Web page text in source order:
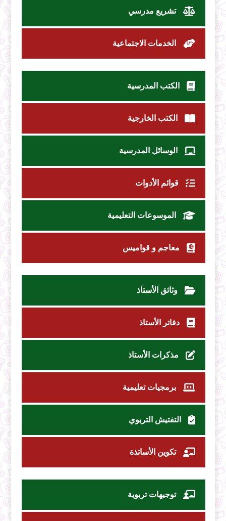
تشريع مدرسي
الخدمات الاجتماعية
الكتب المدرسية
الكتب الخارجية
الوسائل المدرسية
قوائم الأدوات
الموسوعات التعليمية
معاجم و قواميس
وثائق الأستاذ
دفاتر الأستاذ
مذكرات الأستاذ
برمجيات تعليمية
التفتيش التربوي
تكوين الأساتذة
توجيهات تربوية